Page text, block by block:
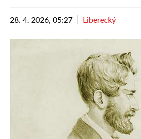
28. 4. 2026, 05:27 Liberecký